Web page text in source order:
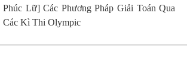
Phúc Lữ] Các Phương Pháp Giải Toán Qua
Các Kì Thi Olympic